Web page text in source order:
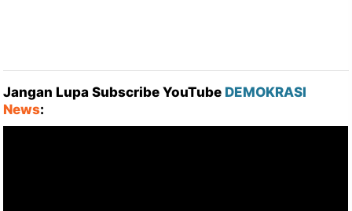
Jangan Lupa Subscribe YouTube DEMOKRASI
News: